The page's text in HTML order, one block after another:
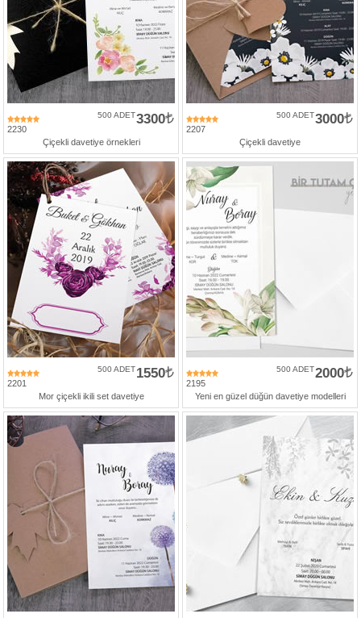
2230
3300
500 ADET
Çiçekli davetiye örnekleri
2207
3000
500 ADET
Çiçekli davetiye
2201
1550
500 ADET
Mor çiçekli ikili set davetiye
2195
2000
500 ADET
Yeni en güzel düğün davetiye modelleri